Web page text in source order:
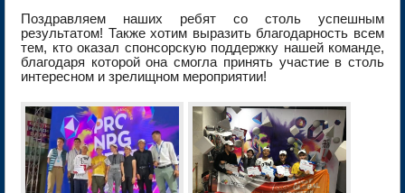
Поздравляем наших ребят со столь успешным
результатом! Также хотим выразить благодарность всем
тем, кто оказал спонсорскую поддержку нашей команде,
благодаря которой она смогла принять участие в столь
интересном и зрелищном мероприятии!